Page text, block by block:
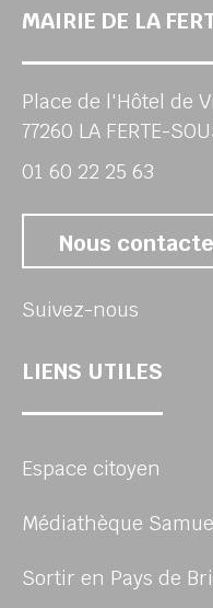
MAIRIE DE LA
Place de l'Hôtel de
77260 LA FERTE-
01 60 22 25 63
Nous
Suivez-nous
LIENS UTILES
Espace citoyen
Médiathèque
Sortir en Pays de